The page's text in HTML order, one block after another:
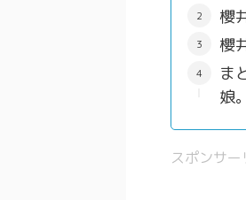
櫻
櫻
ま
娘
スポンサー